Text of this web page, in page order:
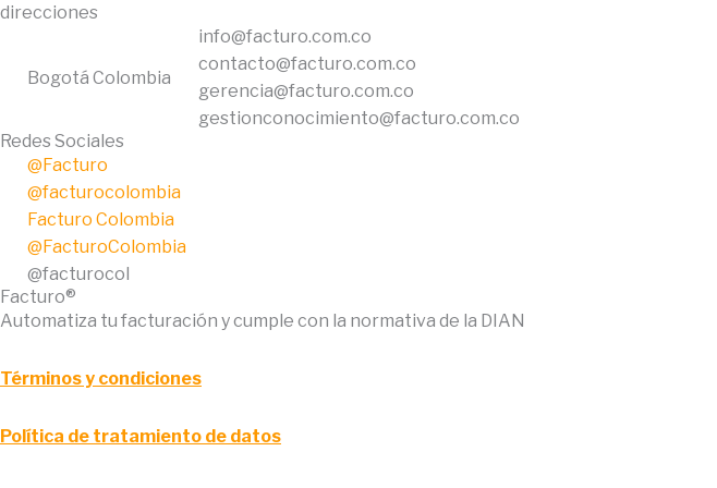
direcciones
Bogotá Colombia
info@facturo.com.co
contacto@facturo.com.co
gerencia@facturo.com.co
gestionconocimiento@facturo.com.co
Redes Sociales
@Facturo
@facturocolombia
Facturo Colombia
@FacturoColombia
@facturocol
Facturo®
Automatiza tu facturación y cumple con la normativa de la DIAN
Términos y condiciones
Política de tratamiento de datos